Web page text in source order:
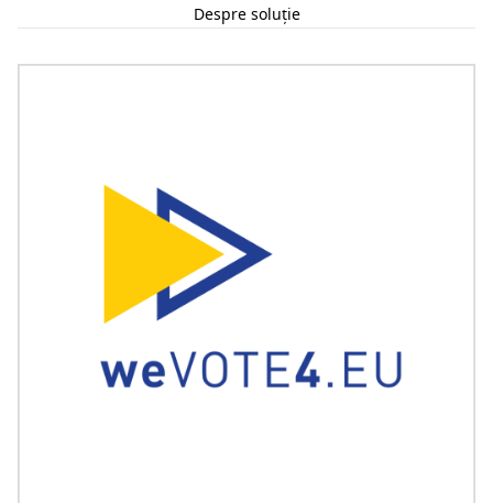
Despre soluție